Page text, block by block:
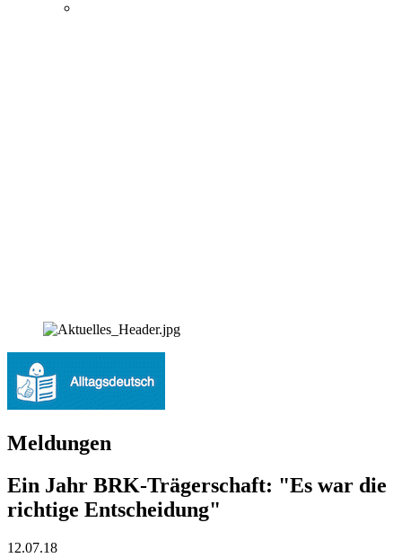
Meldungen
Ein Jahr BRK-Trägerschaft: "Es war die
richtige Entscheidung"
12.07.18